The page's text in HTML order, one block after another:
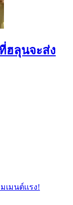
ฮลุนจะส่ง
มนต์เเรง!